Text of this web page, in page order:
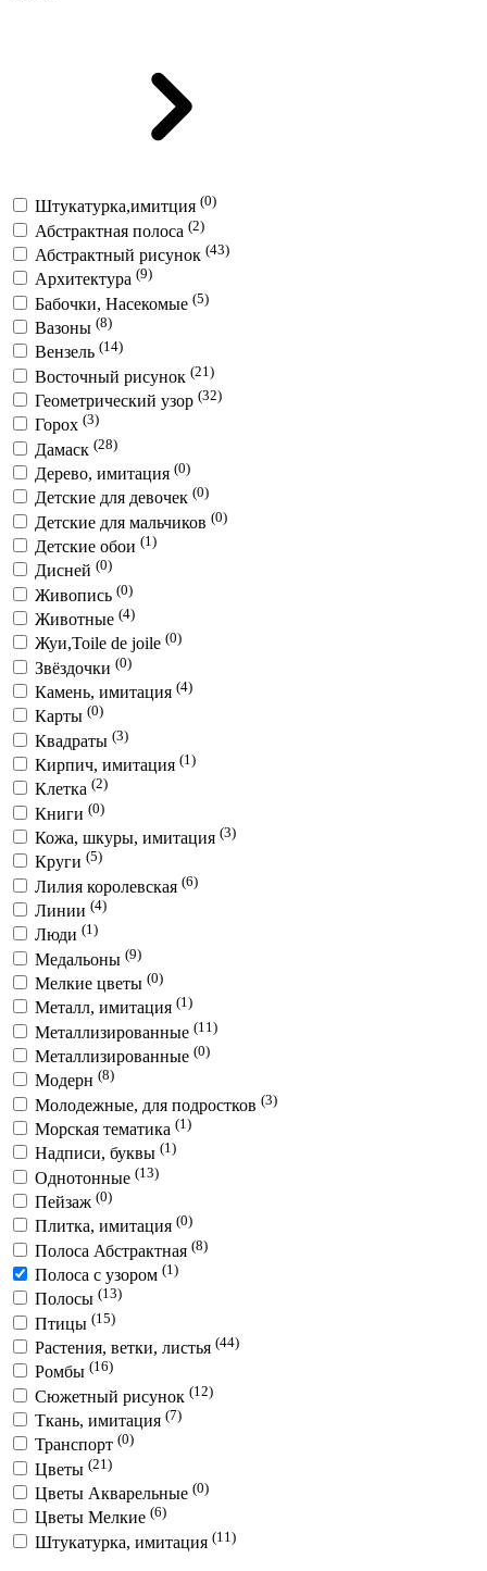
Штукатурка,имитция (0)
Абстрактная полоса (2)
Абстрактный рисунок (43)
Архитектура (9)
Бабочки, Насекомые (5)
Вазоны (8)
Вензель (14)
Восточный рисунок (21)
Геометрический узор (32)
Горох (3)
Дамаск (28)
Дерево, имитация (0)
Детские для девочек (0)
Детские для мальчиков (0)
Детские обои (1)
Дисней (0)
Живопись (0)
Животные (4)
Жуи,Toile de joile (0)
Звёздочки (0)
Камень, имитация (4)
Карты (0)
Квадраты (3)
Кирпич, имитация (1)
Клетка (2)
Книги (0)
Кожа, шкуры, имитация (3)
Круги (5)
Лилия королевская (6)
Линии (4)
Люди (1)
Медальоны (9)
Мелкие цветы (0)
Металл, имитация (1)
Металлизированные (11)
Металлизированные (0)
Модерн (8)
Молодежные, для подростков (3)
Морская тематика (1)
Надписи, буквы (1)
Однотонные (13)
Пейзаж (0)
Плитка, имитация (0)
Полоса Абстрактная (8)
Полоса с узором (1)
Полосы (13)
Птицы (15)
Растения, ветки, листья (44)
Ромбы (16)
Сюжетный рисунок (12)
Ткань, имитация (7)
Транспорт (0)
Цветы (21)
Цветы Акварельные (0)
Цветы Мелкие (6)
Штукатурка, имитация (11)